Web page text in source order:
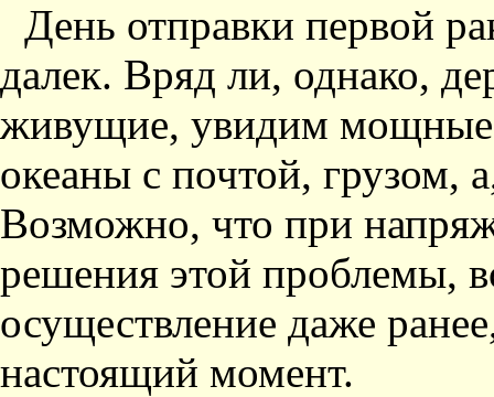
День отправки первой
далек. Вряд ли, однако,
живущие, увидим мощные
океаны с почтой, грузом,
Возможно, что при
решения этой проблемы,
осуществление даже
настоящий момент.